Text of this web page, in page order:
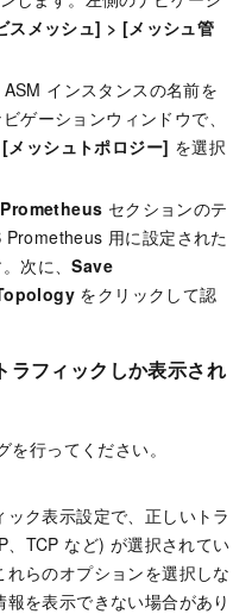
スメッシュ] > [メッシュ管
インスタンスの名前を
ゲーションウィンドウで、
[メッシュトポロジー] を選択
セクションのテ
用に設定された
次に、Save
をクリックして認
ラフィックしか表示され
行ってください。
ク表示設定で、正しいトラ
TCP など) が選択されてい
らのオプションを選択しな
を表示できない場合があり